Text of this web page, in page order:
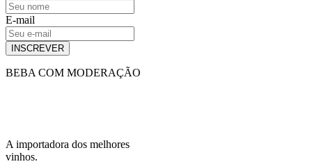
E-mail
INSCREVER
BEBA COM MODERAÇÃO
A importadora dos melhores
vinhos.